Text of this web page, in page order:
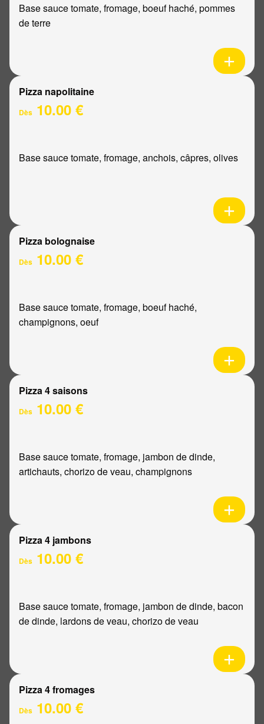
Base sauce tomate, fromage, boeuf haché, pommes
de terre
Pizza napolitaine
Dès 10.00 €
Base sauce tomate, fromage, anchois, câpres, olives
Pizza bolognaise
Dès 10.00 €
Base sauce tomate, fromage, boeuf haché,
champignons, oeuf
Pizza 4 saisons
Dès 10.00 €
Base sauce tomate, fromage, jambon de dinde,
artichauts, chorizo de veau, champignons
Pizza 4 jambons
Dès 10.00 €
Base sauce tomate, fromage, jambon de dinde, bacon
de dinde, lardons de veau, chorizo de veau
Pizza 4 fromages
Dès 10.00 €